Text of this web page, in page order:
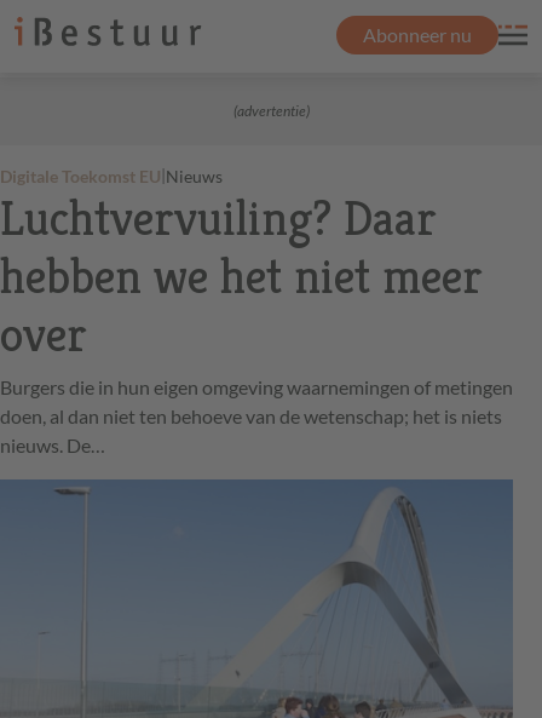
Abonneer nu
(advertentie)
Digitale Toekomst EU|Nieuws
Luchtvervuiling? Daar
hebben we het niet meer
over
Burgers die in hun eigen omgeving waarnemingen of metingen
doen, al dan niet ten behoeve van de wetenschap; het is niets
nieuws. De…